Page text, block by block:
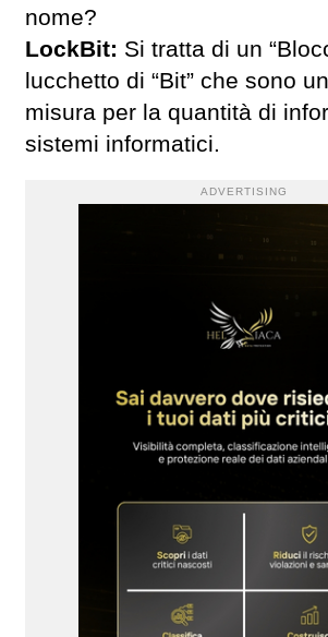
nome?
LockBit: Si tratta di un
lucchetto di “Bit” che sono
misura per la quantità di
sistemi informatici.
ADVERTISING